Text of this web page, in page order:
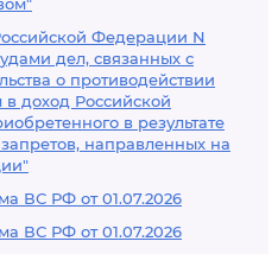
Федерации N
дел, связанных с
о противодействии
доход Российской
в результате
направленных на
ВС РФ от 01.07.2026
ВС РФ от 01.07.2026